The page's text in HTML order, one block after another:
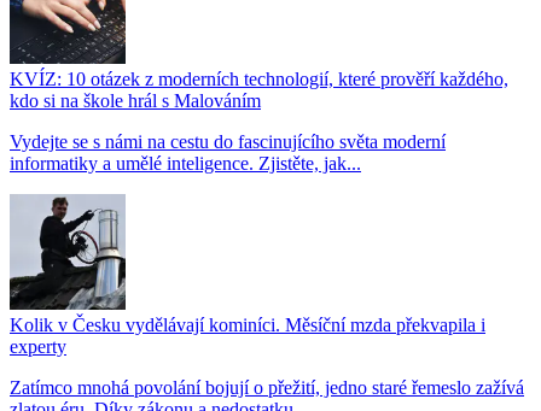
KVÍZ: 10 otázek z moderních technologií, které prověří každého,
kdo si na škole hrál s Malováním
Vydejte se s námi na cestu do fascinujícího světa moderní
informatiky a umělé inteligence. Zjistěte, jak...
Kolik v Česku vydělávají kominíci. Měsíční mzda překvapila i
experty
Zatímco mnohá povolání bojují o přežití, jedno staré řemeslo zažívá